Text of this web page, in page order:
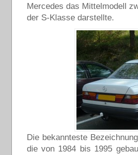
Mercedes das Mittelmodell
der S-Klasse darstellte.
Die bekannteste
die von 1984 bis 1995